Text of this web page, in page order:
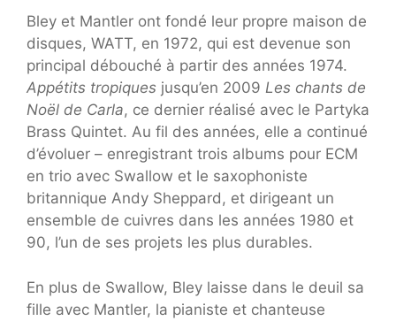
Bley et Mantler ont fondé leur propre maison de
disques, WATT, en 1972, qui est devenue son
principal débouché à partir des années 1974.
Appétits tropiques jusqu’en 2009 Les chants de
Noël de Carla, ce dernier réalisé avec le Partyka
Brass Quintet. Au fil des années, elle a continué
d’évoluer – enregistrant trois albums pour ECM
en trio avec Swallow et le saxophoniste
britannique Andy Sheppard, et dirigeant un
ensemble de cuivres dans les années 1980 et
90, l’un de ses projets les plus durables.
En plus de Swallow, Bley laisse dans le deuil sa
fille avec Mantler, la pianiste et chanteuse